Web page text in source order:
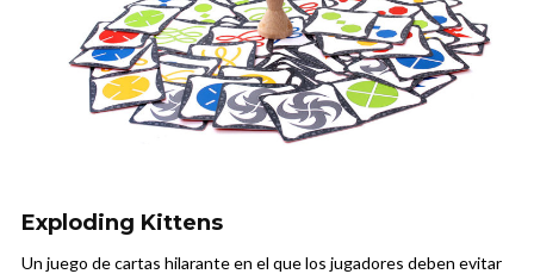
Exploding Kittens
Un juego de cartas hilarante en el que los jugadores deben evitar